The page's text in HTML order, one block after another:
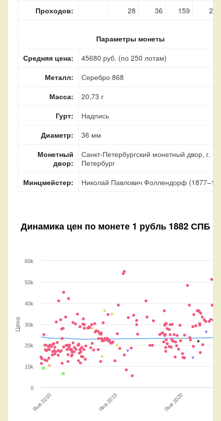
Проходов: 28 36 159 22
Параметры монеты
Средняя цена:
45680 руб. (по 250 лотам)
Металл:
Серебро 868
Масса:
20,73 г
Гурт:
Надпись
Диаметр:
36 мм
Монетный
двор:
Санкт-Петербургский монетный двор, г.
Петербург
Минцмейстер:
Николай Павлович Фоллендорф
Динамика цен по монете 1 рубль 1882 СПБ
Цена
Янв 2010 Янв 2020
Янв 2015
0
10k
20k
30k
40k
50k
60k